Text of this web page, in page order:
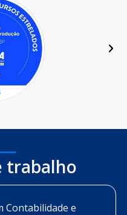
trabalho
Contabilidade e